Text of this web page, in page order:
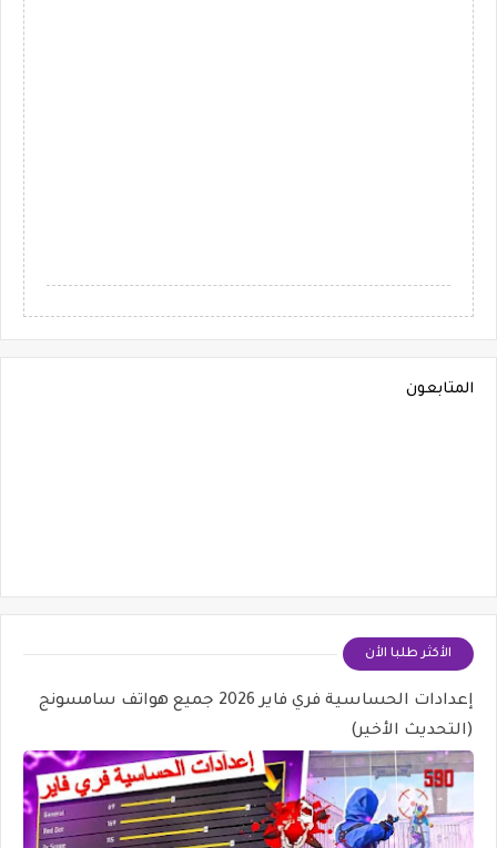
المتابعون
الأكثر طلبا الأن
إعدادات الحساسية فري فاير 2026 جميع هواتف سامسونج
(التحديث الأخير)